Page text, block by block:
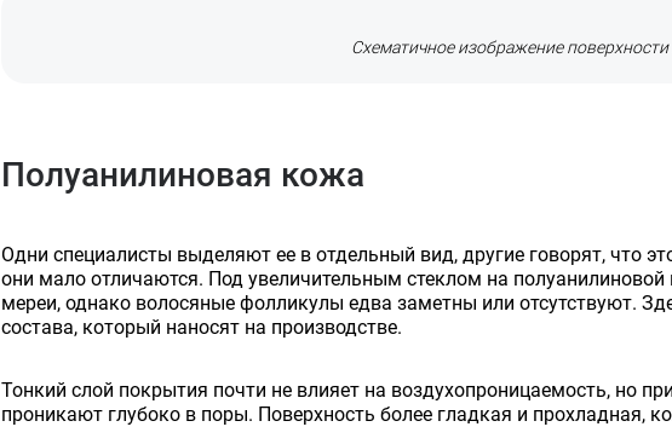
Схематичное изображение
Полуанилиновая кожа
Одни специалисты выделяют ее в отдельный вид, другие говорят, что
они мало отличаются. Под увеличительным стеклом на
мереи, однако волосяные фолликулы едва заметны или отсутствуют.
состава, который наносят на производстве.
Тонкий слой покрытия почти не влияет на воздухопроницаемость, но
проникают глубоко в поры. Поверхность более гладкая и прохладная,